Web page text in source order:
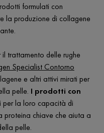
formulati con
la produzione di collagene
trattamento delle rughe
Specialist Contorno
e altri attivi mirati per
pelle. I prodotti con
per la loro capacità di
proteina chiave che aiuta a
pelle.